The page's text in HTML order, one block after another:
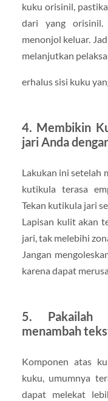
kuku orisinil,
dari yang
menonjol keluar.
melanjutkan
erhalus sisi kuku
4. Membikin
jari Anda
Lakukan ini setelah
kutikula terasa
Tekan kutikula jari
Lapisan kulit akan
jari, tak melebihi
Jangan
karena dapat
5. Pakailah
menambah
Komponen atas
kuku, umumnya
dapat melekat